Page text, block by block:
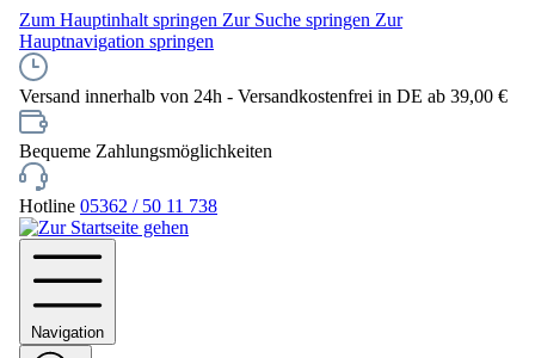
Zum Hauptinhalt springen Zur Suche springen Zur
Hauptnavigation springen
Versand innerhalb von 24h - Versandkostenfrei in DE ab 39,00 €
Bequeme Zahlungsmöglichkeiten
Hotline 05362 / 50 11 738
Navigation